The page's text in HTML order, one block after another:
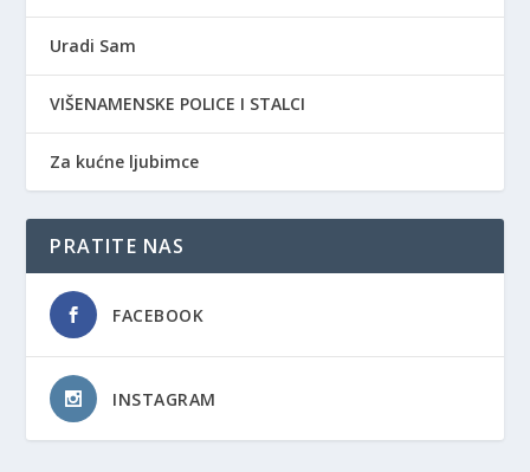
Uradi Sam
VIŠENAMENSKE POLICE I STALCI
Za kućne ljubimce
PRATITE NAS
FACEBOOK
INSTAGRAM